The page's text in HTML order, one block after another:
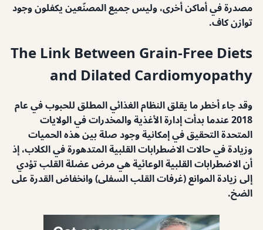
مصدرة في أماكن أخرى، وليس جميع المصنّعين يكفلون وجود
توازن كاف.
The Link Between Grain-Free Diets
and Dilated Cardiomyopathy
وقد جاء أخطر ما يقلق النظام الغذائي المطلق للحبوب في عام
2018 عندما بدأت إدارة الأغذية والمخدرات في الولايات
المتحدة التحقيق في إمكانية وجود صلة بين هذه الحميات
وزيادة في حالات الاضطرابات القلبية المتدهورة في الكلاب، إذ
أن الاضطرابات القلبية الوعائية هي مرض عضلة القلب تؤدي
إلى زيادة الموانع (غرفات القلب السفلى) وانخفاض القدرة على
الضخ.